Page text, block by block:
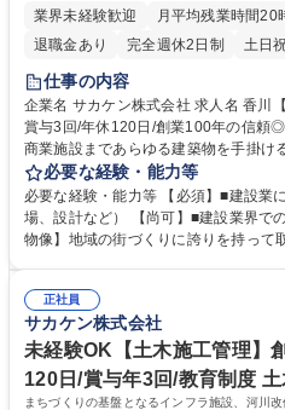
業界未経験歓迎
月平均残業時間20
退職金あり
完全週休2日制 土日
仕事の内容
企業名 サカケン株式会社 求人名 香川【街をつくる建築営業】ノルマなし/
賞与3回/年休120日/創業100年の信頼◎ 仕事の内容 住宅から店舗、工場や
商業施設まであらゆる建築物を手掛け
します。香川県内での信頼は抜群。新
して、契約～引渡しまで、伴走する業務です。 ★創業100年
ランド力が、あなたの営業活動を後押
に業務を行い当社のフローを学びます
域までが営業範囲。 ■自家用車メイン
ガソリン代など諸経費は全額支給。 募集職種 香川【街をつくる建築営
業】ノルマなし/賞与3回/年休120日/
必要な経験・能力等
必要な経験・能力等 【必須】■建設業
場、設計など） 【尚可】■建設業界での営業
物像】地域の街づくりに誇りを持って
と、プライベートを大切にしながら、
います。【採用背景】業績好調、今後
増員募集。次代のサカケンを担う仲間を募集します
大学院 大学 高専 短大 専修学校 高校
自動車
正社員
サカケン株式会社
未経験OK【土木施工管理】
120日/賞与年3回/教育制度
まちづくりの基盤となるインフラ施設、河川